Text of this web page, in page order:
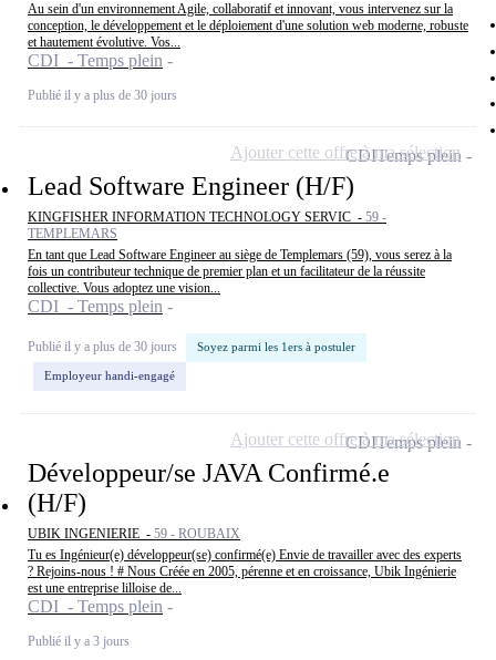
Au sein d'un environnement Agile, collaboratif et innovant, vous intervenez sur la
conception, le développement et le déploiement d'une solution web moderne, robuste
et hautement évolutive. Vos...
CDI - Temps plein
Publié il y a plus de 30 jours
Lead Software Engineer (H/F)
KINGFISHER INFORMATION TECHNOLOGY SERVIC - 59 -
TEMPLEMARS
En tant que Lead Software Engineer au siège de Templemars (59), vous serez à la
fois un contributeur technique de premier plan et un facilitateur de la réussite
collective. Vous adoptez une vision...
CDI - Temps plein
Publié il y a plus de 30 jours Soyez parmi les 1ers à postuler
Employeur handi-engagé
CDITemps plein
Ajouter cette offre à ma sélection
Développeur/se JAVA Confirmé.e
(H/F)
UBIK INGENIERIE - 59 - ROUBAIX
Tu es Ingénieur(e) développeur(se) confirmé(e) Envie de travailler avec des experts
? Rejoins-nous ! # Nous Créée en 2005, pérenne et en croissance, Ubik Ingénierie
est une entreprise lilloise de...
CDI - Temps plein
Publié il y a 3 jours
CDITemps plein
Ajouter cette offre à ma sélection